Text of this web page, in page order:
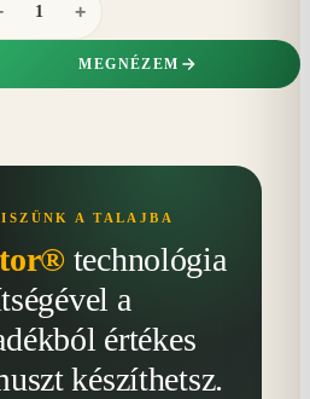
+
MEGNÉZEM
A TALAJBA
technológia
a
értékes
készíthetsz.